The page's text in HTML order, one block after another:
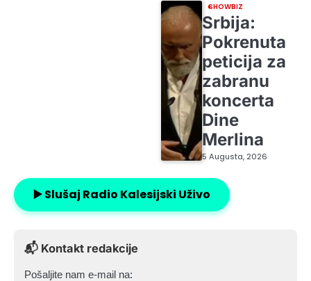
SHOWBIZ
Srbija:
Pokrenuta
peticija za
zabranu
koncerta
Dine
Merlina
5 Augusta, 2026
▶️ Slušaj Radio Kalesijski Uživo
📬 Kontakt redakcije
Pošaljite nam e-mail na: